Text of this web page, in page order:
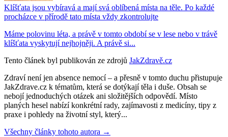
Klíšťata jsou vybíravá a mají svá oblíbená místa na těle. Po každé
procházce v přírodě tato místa vždy zkontrolujte
Máme polovinu léta, a právě v tomto období se v lese nebo v trávě
klíšťata vyskytují nejhojněji. A právě si...
Tento článek byl publikován ze zdrojů JakZdravě.cz
Zdraví není jen absence nemocí – a přesně v tomto duchu přistupuje
JakZdrave.cz k tématům, která se dotýkají těla i duše. Obsah se
nebojí jednoduchých otázek ani složitějších odpovědí. Místo
planých hesel nabízí konkrétní rady, zajímavosti z medicíny, tipy z
praxe i pohledy na životní styl, který...
Všechny články tohoto autora →